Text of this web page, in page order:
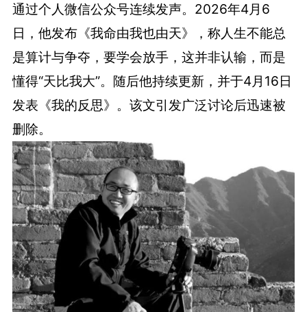
通过个人微信公众号连续发声。2026年4月6
日，他发布《我命由我也由天》，称人生不能总
是算计与争夺，要学会放手，这并非认输，而是
懂得“天比我大”。随后他持续更新，并于4月16日
发表《我的反思》。该文引发广泛讨论后迅速被
删除。